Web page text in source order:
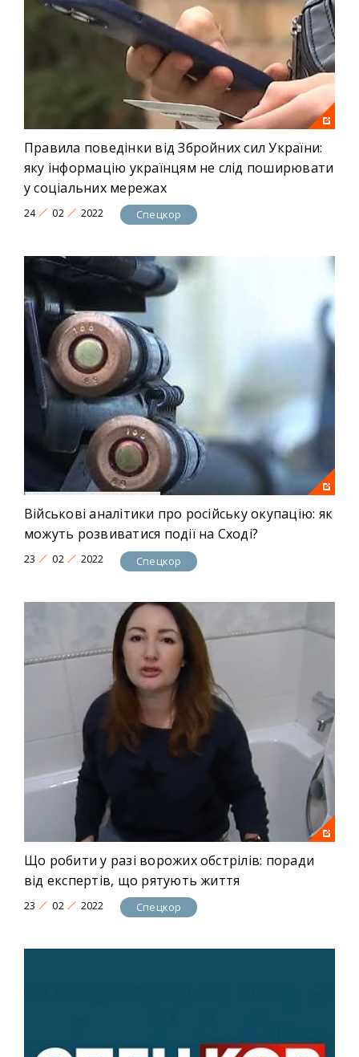
Правила поведінки від Збройних сил України:
яку інформацію українцям не слід поширювати
у соціальних мережах
24 02 2022 Спецкор
Військові аналітики про російську окупацію: як
можуть розвиватися події на Сході?
23 02 2022 Спецкор
Що робити у разі ворожих обстрілів: поради
від експертів, що рятують життя
23 02 2022 Спецкор